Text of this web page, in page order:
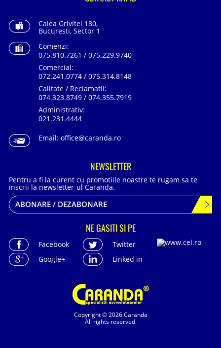
Copyright © 2026 Caranda
All rights reserved.
Calea Grivitei 180,
Bucuresti, Sector 1
Comenzi:
075.810.7261 / 075.229.9740
Comercial:
072.241.0774 / 075.314.8148
Calitate / Reclamatii:
074.323.8749 / 074.355.7919
Administrativ:
021.231.4444
Email: office@caranda.ro
NEWSLETTER
Pentru a fi la curent cu promotiile noastre te rugam sa te
inscrii la newsletter-ul Caranda.
ABONARE / DEZABONARE
NE GASITI SI PE
Facebook
Twitter
Google+
Linked in